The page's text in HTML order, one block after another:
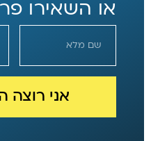
או השאירו
אני